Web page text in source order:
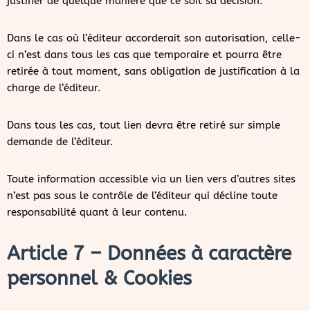
Dans le cas où l’éditeur accorderait son autorisation, celle-
ci n’est dans tous les cas que temporaire et pourra être
retirée à tout moment, sans obligation de justification à la
charge de l’éditeur.
Dans tous les cas, tout lien devra être retiré sur simple
demande de l’éditeur.
Toute information accessible via un lien vers d’autres sites
n’est pas sous le contrôle de l’éditeur qui décline toute
responsabilité quant à leur contenu.
Article 7 – Données à caractère
personnel & Cookies